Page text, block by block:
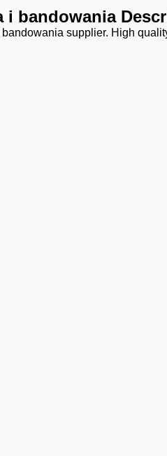
i bandowania
supplier. High